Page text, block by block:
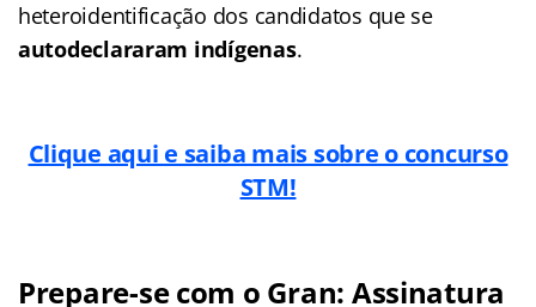
heteroidentificação dos candidatos que se
autodeclararam indígenas.
Clique aqui e saiba mais sobre o concurso
STM!
Prepare-se com o Gran: Assinatura